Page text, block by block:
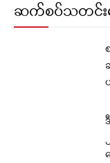
ဆက်စပ်သတင်းမ